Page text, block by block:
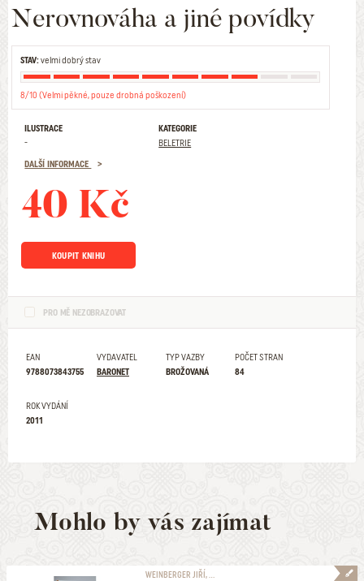
Nerovnováha a jiné povídky
STAV:velmi dobrý stav
8/10 (Velmi pěkné, pouze drobná poškození)
ILUSTRACE
-
KATEGORIE
BELETRIE
DALŠÍ INFORMACE
40 Kč
KOUPIT KNIHU
PRO MĚ NEZOBRAZOVAT
EAN
9788073843755
VYDAVATEL
BARONET
TYP VAZBY
BROŽOVANÁ
POČET STRAN
84
ROK VYDÁNÍ
2011
Mohlo by vás zajímat
WEINBERGER JIŘÍ, ...